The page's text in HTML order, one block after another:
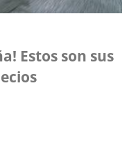
Estos son sus